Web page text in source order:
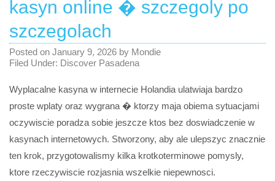
kasyn online � szczegoly po
szczegolach
Posted on January 9, 2026 by Mondie
Filed Under: Discover Pasadena
Wyplacalne kasyna w internecie Holandia ulatwiaja bardzo
proste wplaty oraz wygrana � ktorzy maja obiema sytuacjami
oczywiscie poradza sobie jeszcze ktos bez doswiadczenie w
kasynach internetowych. Stworzony, aby ale ulepszyc znacznie
ten krok, przygotowalismy kilka krotkoterminowe pomysly,
ktore rzeczywiscie rozjasnia wszelkie niepewnosci.